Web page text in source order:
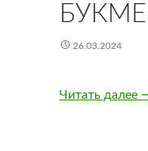
26.03.2024
Читать далее